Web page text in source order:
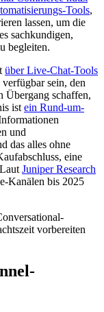
Tools,
lassen, um die
sachkundigen,
begleiten.
über Live-Chat-Tools
sein, den
Übergang schaffen,
istein Rund-um-
und
das alles ohne
eine
Juniper Research
Kanälen bis 2025
vorbereiten